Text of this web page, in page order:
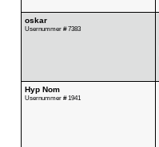
oskar
Usernummer # 7383
Hyp Nom
Usernummer # 1941